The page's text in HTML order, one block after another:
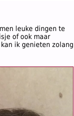
leuke dingen te
of ook maar
ik genieten zolang